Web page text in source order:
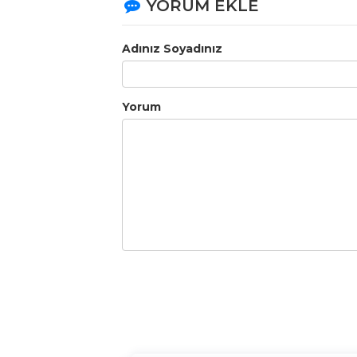
YORUM EKLE
Adınız Soyadınız
Yorum